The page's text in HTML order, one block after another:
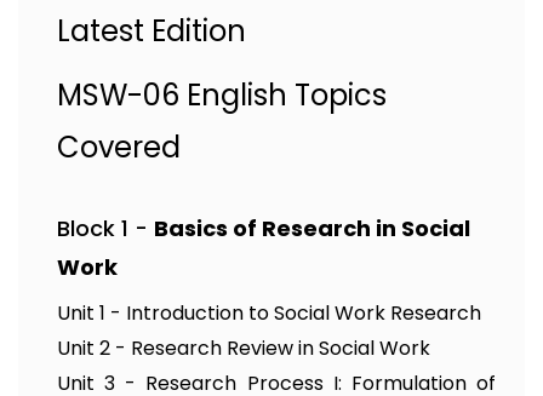
Latest Edition
MSW-06 English Topics
Covered
Block 1 - Basics of Research in Social
Work
Unit 1 - Introduction to Social Work Research
Unit 2 - Research Review in Social Work
Unit 3 - Research Process I: Formulation of